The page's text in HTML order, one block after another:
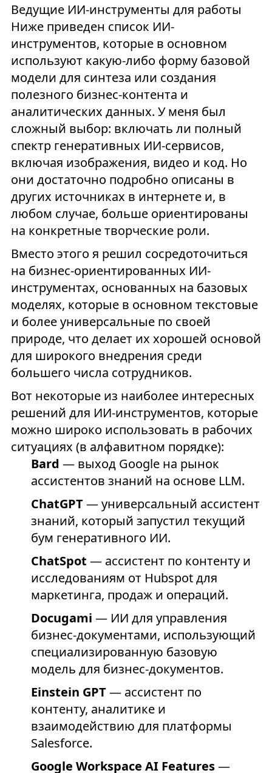
Ведущие ИИ-инструменты для работы
Ниже приведен список ИИ-
инструментов, которые в основном
используют какую-либо форму базовой
модели для синтеза или создания
полезного бизнес-контента и
аналитических данных. У меня был
сложный выбор: включать ли полный
спектр генеративных ИИ-сервисов,
включая изображения, видео и код. Но
они достаточно подробно описаны в
других источниках в интернете и, в
любом случае, больше ориентированы
на конкретные творческие роли.
Вместо этого я решил сосредоточиться
на бизнес-ориентированных ИИ-
инструментах, основанных на базовых
моделях, которые в основном текстовые
и более универсальные по своей
природе, что делает их хорошей основой
для широкого внедрения среди
большего числа сотрудников.
Вот некоторые из наиболее интересных
решений для ИИ-инструментов, которые
можно широко использовать в рабочих
ситуациях (в алфавитном порядке):
Bard — выход Google на рынок
ассистентов знаний на основе LLM.
ChatGPT— универсальный ассистент
знаний, который запустил текущий
бум генеративного ИИ.
ChatSpot — ассистент по контенту и
исследованиям от Hubspot для
маркетинга, продаж и операций.
Docugami — ИИ для управления
бизнес-документами, использующий
специализированную базовую
модель для бизнес-документов.
Einstein GPT— ассистент по
контенту, аналитике и
взаимодействию для платформы
Salesforce.
Google Workspace AI Features—